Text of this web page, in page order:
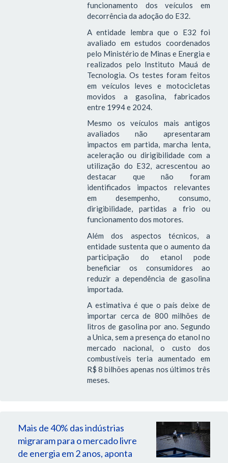
funcionamento dos veículos em
decorrência da adoção do E32.
A entidade lembra que o E32 foi
avaliado em estudos coordenados
pelo Ministério de Minas e Energia e
realizados pelo Instituto Mauá de
Tecnologia. Os testes foram feitos
em veículos leves e motocicletas
movidos a gasolina, fabricados
entre 1994 e 2024.
Mesmo os veículos mais antigos
avaliados não apresentaram
impactos em partida, marcha lenta,
aceleração ou dirigibilidade com a
utilização do E32, acrescentou ao
destacar que não foram
identificados impactos relevantes
em desempenho, consumo,
dirigibilidade, partidas a frio ou
funcionamento dos motores.
Além dos aspectos técnicos, a
entidade sustenta que o aumento da
participação do etanol pode
beneficiar os consumidores ao
reduzir a dependência de gasolina
importada.
A estimativa é que o país deixe de
importar cerca de 800 milhões de
litros de gasolina por ano. Segundo
a Unica, sem a presença do etanol no
mercado nacional, o custo dos
combustíveis teria aumentado em
R$ 8 bilhões apenas nos últimos três
meses.
Mais de 40% das indústrias
migraram para o mercado livre
de energia em 2 anos, aponta